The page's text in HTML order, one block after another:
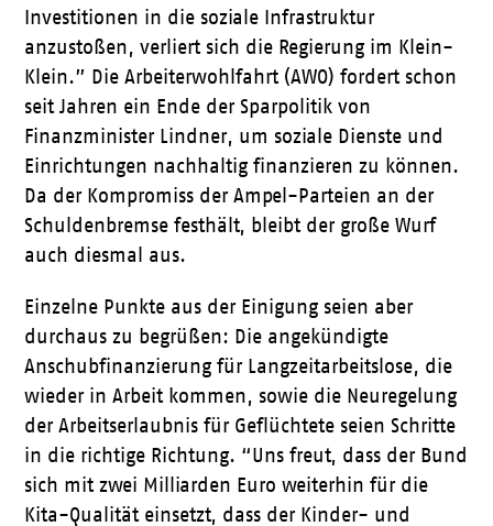
Investitionen in die soziale Infrastruktur
anzustoßen, verliert sich die Regierung im Klein-
Klein.” Die Arbeiterwohlfahrt (AWO) fordert schon
seit Jahren ein Ende der Sparpolitik von
Finanzminister Lindner, um soziale Dienste und
Einrichtungen nachhaltig finanzieren zu können.
Da der Kompromiss der Ampel-Parteien an der
Schuldenbremse festhält, bleibt der große Wurf
auch diesmal aus.
Einzelne Punkte aus der Einigung seien aber
durchaus zu begrüßen: Die angekündigte
Anschubfinanzierung für Langzeitarbeitslose, die
wieder in Arbeit kommen, sowie die Neuregelung
der Arbeitserlaubnis für Geflüchtete seien Schritte
in die richtige Richtung. “Uns freut, dass der Bund
sich mit zwei Milliarden Euro weiterhin für die
Kita-Qualität einsetzt, dass der Kinder- und